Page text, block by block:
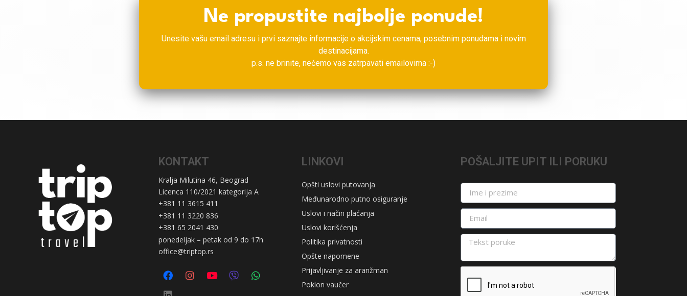
Ne propustite najbolje ponude!
Unesite vašu email adresu i prvi saznajte informacije o akcijskim cenama, posebnim ponudama i novim
destinacijama.
p.s. ne brinite, nećemo vas zatrpavati emailovima :-)
KONTAKT
Kralja Milutina 46, Beograd
Licenca 110/2021 kategorija A
+381 11 3615 411
+381 11 3220 836
+381 65 2041 430
ponedeljak – petak od 9 do 17h
office@triptop.rs
LINKOVI
Opšti uslovi putovanja
Međunarodno putno osiguranje
Uslovi i način plaćanja
Uslovi korišćenja
Politika privatnosti
Opšte napomene
Prijavljivanje za aranžman
Poklon vaučer
POŠALJITE UPIT ILI PORUKU